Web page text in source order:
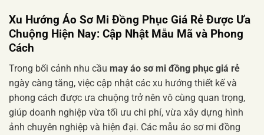
Xu Hướng Áo Sơ Mi Đồng Phục Giá Rẻ Được Ưa
Chuộng Hiện Nay: Cập Nhật Mẫu Mã và Phong
Cách
Trong bối cảnh nhu cầu may áo sơ mi đồng phục giá rẻ
ngày càng tăng, việc cập nhật các xu hướng thiết kế và
phong cách được ưa chuộng trở nên vô cùng quan trọng,
giúp doanh nghiệp vừa tối ưu chi phí, vừa xây dựng hình
ảnh chuyên nghiệp và hiện đại. Các mẫu áo sơ mi đồng